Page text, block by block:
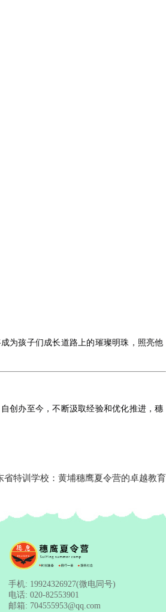
为孩子们成长道路上的璀璨明珠，照亮他
创办至今，不断汲取经验和优化推进，穗
省特训学校：黄埔穗鹰夏令营的卓越教育
手机: 19924326927(微电同号)
电话: 020-82553901
邮箱: 704555953@qq.com